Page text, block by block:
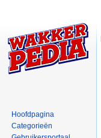
Hoofdpagina
Categorieën